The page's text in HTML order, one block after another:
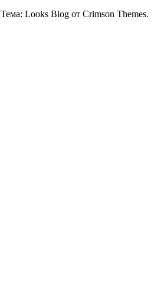
Тема: Looks Blog от Crimson Themes.